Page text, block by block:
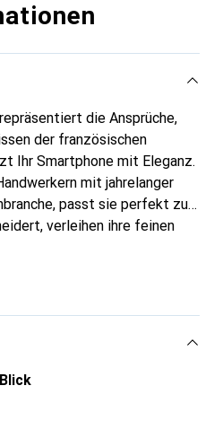
die Ansprüche,
der französischen
Ihr Smartphone mit Eleganz.
mit jahrelanger
passt sie perfekt zu
verleihen ihre feinen
für Ihr Smartphone.
Wahl für eine